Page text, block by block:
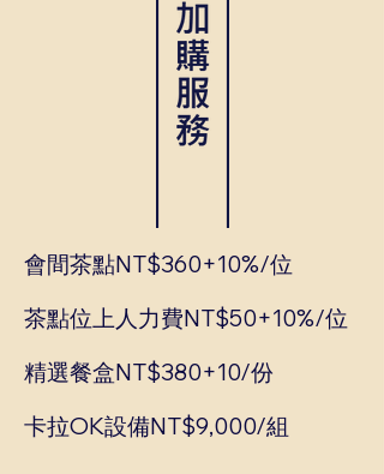
會間茶點NT$360+10%/位
茶點位上人力費NT$50+10%/位
精選餐盒NT$380+10/份
卡拉OK設備NT$9,000/組